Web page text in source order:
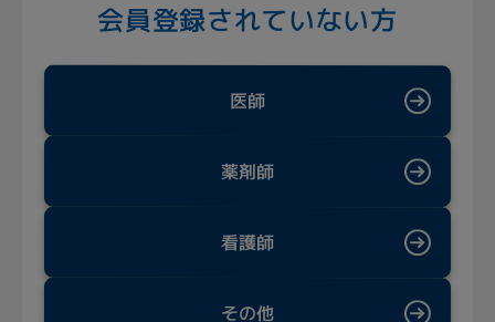
会員登録されていない方
医師
薬剤師
看護師
その他